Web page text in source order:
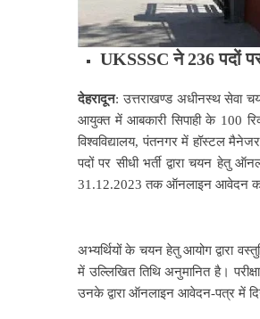
UKSSSC ने 236 पदों पर
देहरादून: उत्तराखण्ड अधीनस्थ सेवा
आयुक्त में आबकारी सिपाही के 100
विश्वविद्यालय, पंतनगर में हॉस्टल
पदों पर सीधी भर्ती द्वारा चयन
31.12.2023 तक ऑनलाइन आवेदन
अभ्यर्थियों के चयन हेतु आयोग द्वारा
में उल्लिखित तिथि अनुमानित है।
उनके द्वारा ऑनलाइन आवेदन-पत्र में